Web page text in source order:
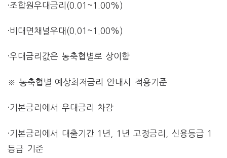
·조합원우대금리(0.01~1.00%)
·비대면채널우대(0.01~1.00%)
·우대금리값은 농축협별로 상이함
※ 농축협별 예상최저금리 안내시 적용기준
·기본금리에서 우대금리 차감
·기본금리에서 대출기간 1년, 1년 고정금리, 신용등급 1
등급 기준